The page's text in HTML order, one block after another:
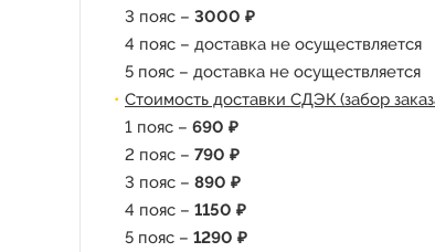
3 пояс – 3000 ₽
4 пояс – доставка не осуществляется
5 пояс – доставка не осуществляется
Стоимость доставки СДЭК (забор
1 пояс – 690 ₽
2 пояс – 790 ₽
3 пояс – 890 ₽
4 пояс – 1150 ₽
5 пояс – 1290 ₽